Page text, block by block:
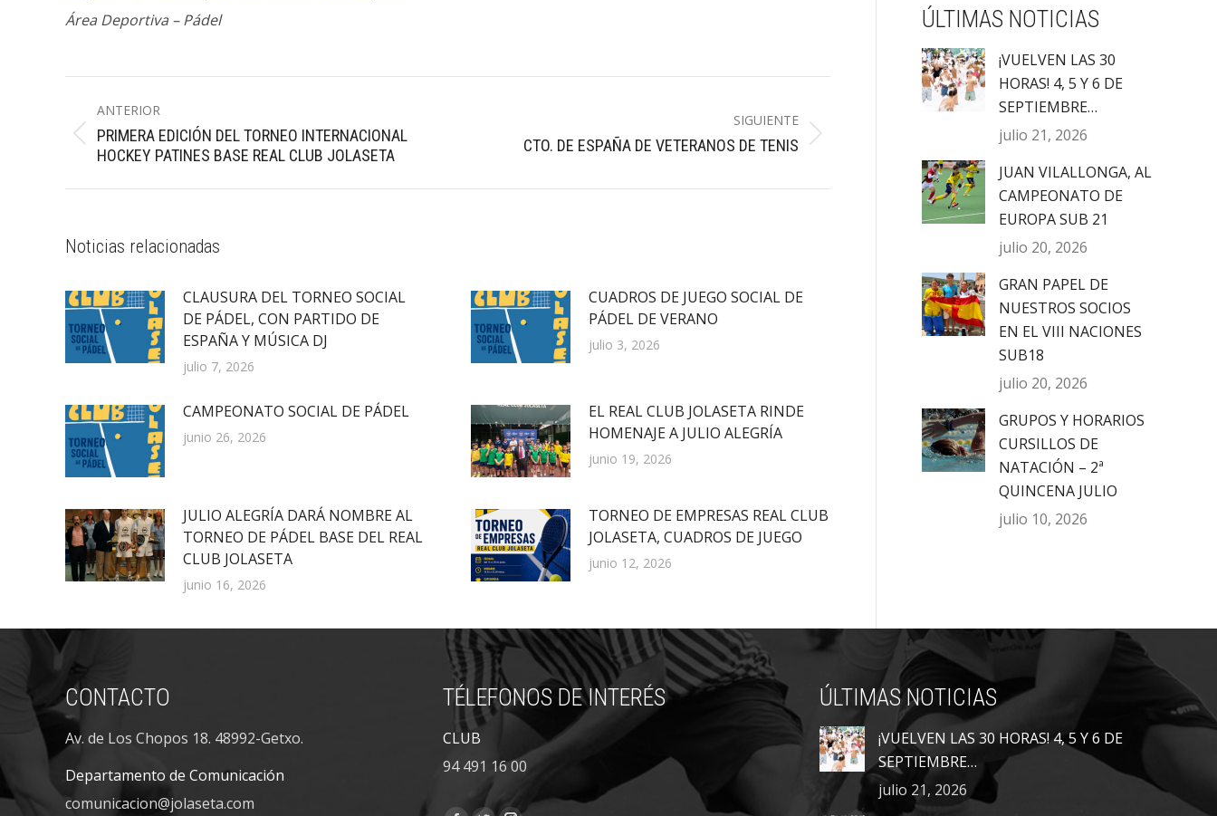
Área Deportiva – Pádel
entre
publicaciones
ANTERIOR
Publicación
anterior:
PRIMERA EDICIÓN DEL TORNEO INTERNACIONAL
HOCKEY PATINES BASE REAL CLUB JOLASETA
SIGUIENTE
PublicaciónCTO. DE ESPAÑA DE VETERANOS DE TENIS
Noticias relacionadas
CLAUSURA DEL TORNEO SOCIAL
DE PÁDEL, CON PARTIDO DE
ESPAÑA Y MÚSICA DJ
julio 7, 2026
CUADROS DE JUEGO SOCIAL DE
PÁDEL DE VERANO
julio 3, 2026
CAMPEONATO SOCIAL DE PÁDEL
junio 26, 2026
EL REAL CLUB JOLASETA RINDE
HOMENAJE A JULIO ALEGRÍA
junio 19, 2026
JULIO ALEGRÍA DARÁ NOMBRE AL
TORNEO DE PÁDEL BASE DEL REAL
CLUB JOLASETA
junio 16, 2026
TORNEO DE EMPRESAS REAL CLUB
JOLASETA, CUADROS DE JUEGO
junio 12, 2026
ÚLTIMAS NOTICIAS
¡VUELVEN LAS 30
HORAS! 4, 5 Y 6 DE
SEPTIEMBRE…
julio 21, 2026
JUAN VILALLONGA, AL
CAMPEONATO DE
EUROPA SUB 21
julio 20, 2026
GRAN PAPEL DE
NUESTROS SOCIOS
EN EL VIII NACIONES
SUB18
julio 20, 2026
GRUPOS Y HORARIOS
CURSILLOS DE
NATACIÓN – 2ª
QUINCENA JULIO
julio 10, 2026
CONTACTO
Av. de Los Chopos 18. 48992-Getxo.
Departamento de Comunicación
comunicacion@jolaseta.com
TÉLEFONOS DE INTERÉS
CLUB
94 491 16 00
ÚLTIMAS NOTICIAS
¡VUELVEN LAS 30 HORAS! 4, 5 Y 6 DE
SEPTIEMBRE…
julio 21, 2026